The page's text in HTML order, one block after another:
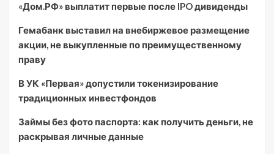
«Дом.РФ» выплатит первые после IPO дивиденды
Гемабанк выставил на внебиржевое размещение
акции, не выкупленные по преимущественному
праву
В УК «Первая» допустили токенизирование
традиционных инвестфондов
Займы без фото паспорта: как получить деньги, не
раскрывая личные данные